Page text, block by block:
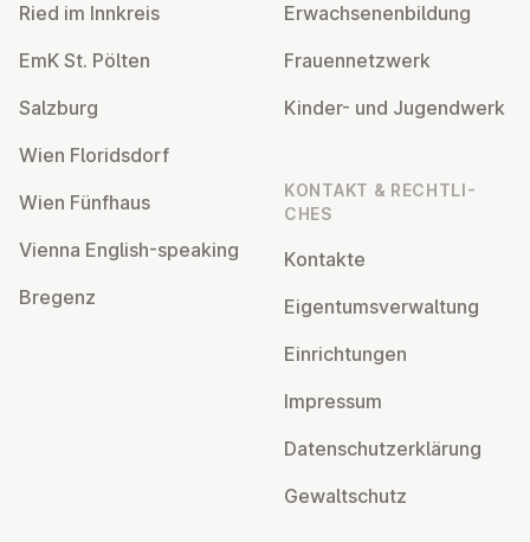
Ried im Innkreis
EmK St. Pölten
Salzburg
Wien Flo­rids­dorf
Wien Fünfhaus
Vienna English-speaking
Bregenz
Er­wach­se­nen­bil­dung
Frau­en­netz­werk
Kinder- und Ju­gend­werk
KONTAKT & RECHT­LI­
CHES
Kontakte
Ei­gen­tums­ver­wal­tung
Ein­rich­tun­gen
Impressum
Da­ten­schutz­er­klä­rung
Ge­walt­schutz